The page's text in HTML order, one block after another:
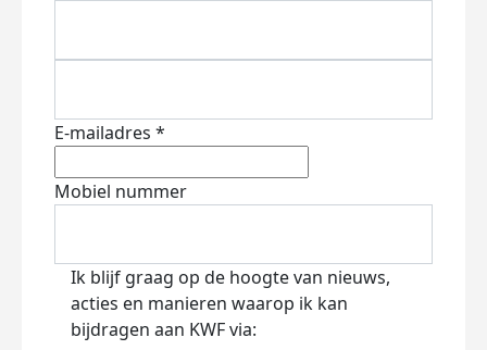
E-mailadres *
Mobiel nummer
Ik blijf graag op de hoogte van nieuws,
acties en manieren waarop ik kan
bijdragen aan KWF via: